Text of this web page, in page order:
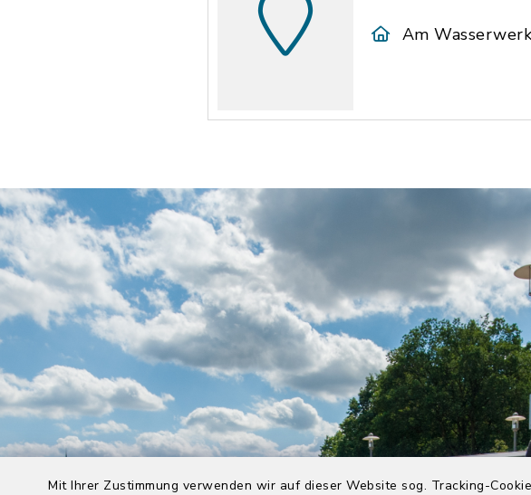
Mit Ihrer Zustimmung verwenden wir auf dieser Website sog. Tracking-
Am